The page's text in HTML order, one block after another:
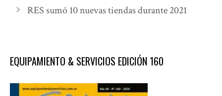
RES sumó 10 nuevas tiendas durante 2021
EQUIPAMIENTO & SERVICIOS EDICIÓN 160